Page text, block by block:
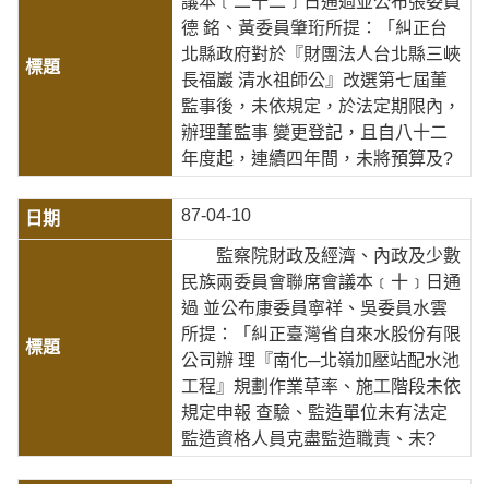
德 銘、黃委員肇珩所提：「糾正台
北縣政府對於『財團法人台北縣三峽
長福巖 清水祖師公』改選第七屆董
監事後，未依規定，於法定期限內，
辦理董監事 變更登記，且自八十二
年度起，連續四年間，未將預算及?
87-04-10
監察院財政及經濟、內政及少數
民族兩委員會聯席會議本﹝十﹞日通
過 並公布康委員寧祥、吳委員水雲
所提：「糾正臺灣省自來水股份有限
公司辦 理『南化─北嶺加壓站配水池
工程』規劃作業草率、施工階段未依
規定申報 查驗、監造單位未有法定
監造資格人員克盡監造職責、未?